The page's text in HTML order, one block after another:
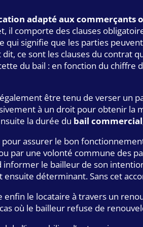
adapté aux commerçants
il comporte des clauses
qui signifie que les parties
ce sont les clauses du contrat
du bail : en fonction du chiffre
être tenu de verser un
à un droit pour obtenir la
la durée du bail commercial
assurer le bon
par une volonté commune des
informer le bailleur de son
ensuite déterminant. Sans cet
le locataire à travers un
où le bailleur refuse de